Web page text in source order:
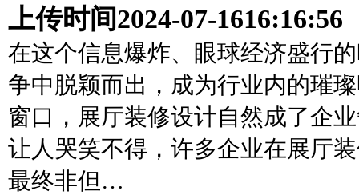
上传时间2024-07-1616:16:56
在这个信息爆炸、眼球经济盛行
争中脱颖而出，成为行业内的璀
窗口，展厅装修设计自然成了企
让人哭笑不得，许多企业在展厅
最终非但…